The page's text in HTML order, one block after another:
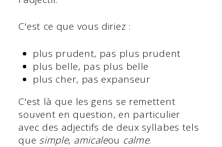
C'est ce que vous diriez :
plus prudent, pas plus prudent
plus belle, pas plus belle
plus cher, pas expanseur
C'est là que les gens se remettent
souvent en question, en particulier
avec des adjectifs de deux syllabes tels
que simple, amicaleou calme.